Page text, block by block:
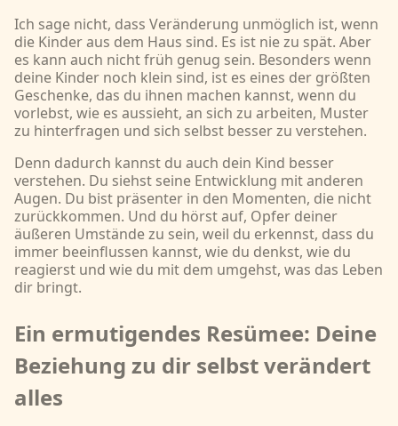
Ich sage nicht, dass Veränderung unmöglich ist, wenn
die Kinder aus dem Haus sind. Es ist nie zu spät. Aber
es kann auch nicht früh genug sein. Besonders wenn
deine Kinder noch klein sind, ist es eines der größten
Geschenke, das du ihnen machen kannst, wenn du
vorlebst, wie es aussieht, an sich zu arbeiten, Muster
zu hinterfragen und sich selbst besser zu verstehen.
Denn dadurch kannst du auch dein Kind besser
verstehen. Du siehst seine Entwicklung mit anderen
Augen. Du bist präsenter in den Momenten, die nicht
zurückkommen. Und du hörst auf, Opfer deiner
äußeren Umstände zu sein, weil du erkennst, dass du
immer beeinflussen kannst, wie du denkst, wie du
reagierst und wie du mit dem umgehst, was das Leben
dir bringt.
Ein ermutigendes Resümee: Deine
Beziehung zu dir selbst verändert
alles